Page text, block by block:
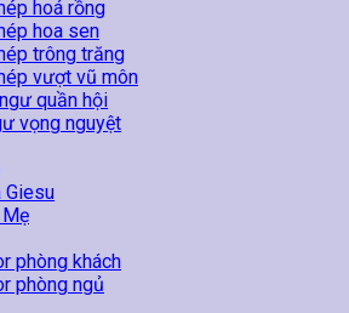
hoá rồng
hoa sen
trông trăng
vượt vũ môn
quần hội
vọng nguyệt
Giesu
phòng khách
phòng ngủ